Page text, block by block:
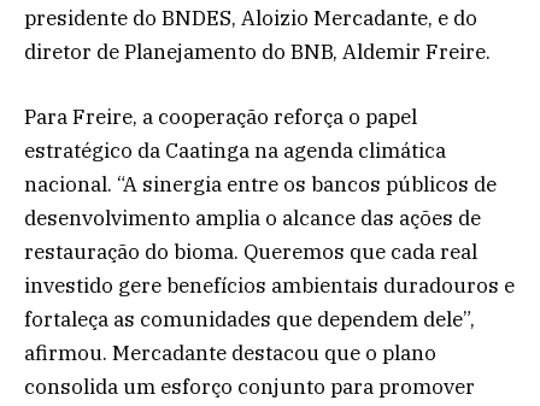
presidente do BNDES, Aloizio Mercadante, e do
diretor de Planejamento do BNB, Aldemir Freire.
Para Freire, a cooperação reforça o papel
estratégico da Caatinga na agenda climática
nacional. “A sinergia entre os bancos públicos de
desenvolvimento amplia o alcance das ações de
restauração do bioma. Queremos que cada real
investido gere benefícios ambientais duradouros e
fortaleça as comunidades que dependem dele”,
afirmou. Mercadante destacou que o plano
consolida um esforço conjunto para promover